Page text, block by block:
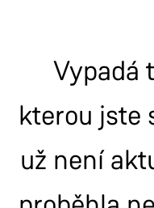
Vypadá
kterou jste
už není